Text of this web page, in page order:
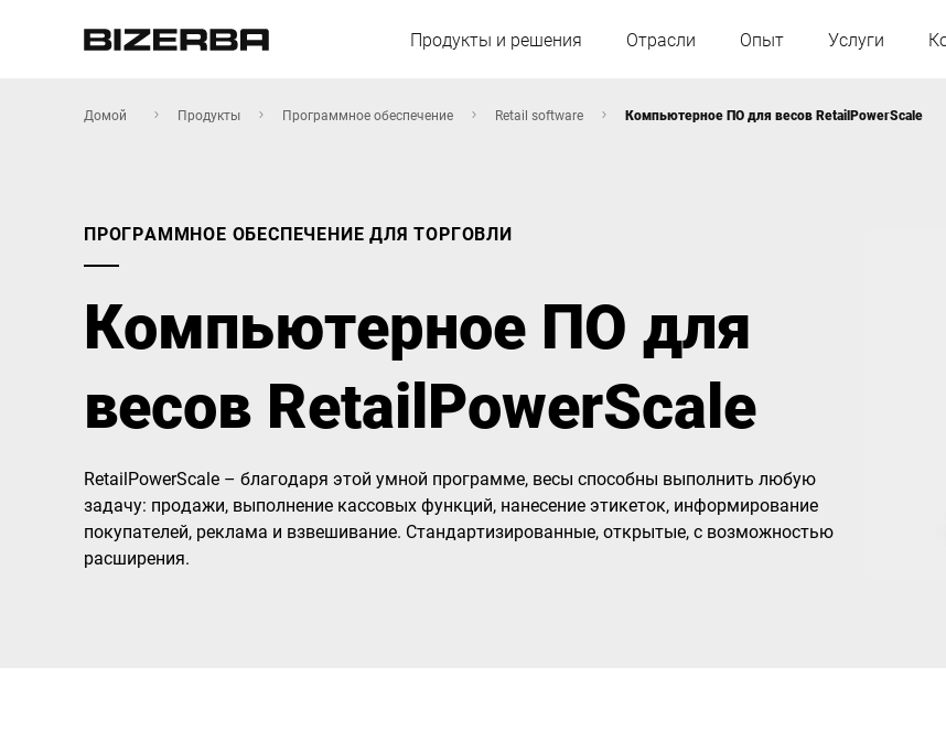
Продукты и решения Отрасли Опыт Услуги
Венгрия
Польша
Турция
Америка
Азия
Австралия
Африка
Домой Продукты Программное обеспечение Retail software Компьютерное ПО для весов RetailPowerScale
ПРОГРАММНОЕ ОБЕСПЕЧЕНИЕ ДЛЯ ТОРГОВЛИ
Компьютерное ПО для
весов RetailPowerScale
RetailPowerScale – благодаря этой умной программе, весы способны выполнить любую
задачу: продажи, выполнение кассовых функций, нанесение этикеток, информирование
покупателей, реклама и взвешивание. Стандартизированные, открытые, с возможностью
расширения.